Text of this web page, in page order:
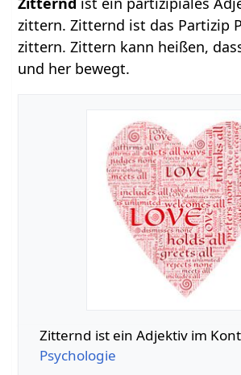
zittern. Zitternd ist das Partizip
zittern. Zittern kann heißen,
und her bewegt.
Zitternd‏‎ ist ein Adjektiv im
Psychologie